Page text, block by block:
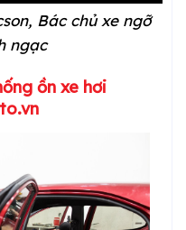
Bác chủ xe ngỡ
ngạc
ồn xe hơi